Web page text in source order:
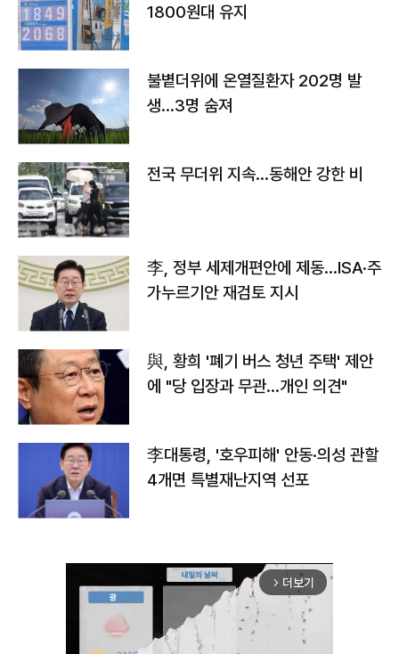
1800원대 유지
불볕더위에 온열질환자 202명 발
생…3명 숨져
전국 무더위 지속…동해안 강한 비
李, 정부 세제개편안에 제동…ISA·주
가누르기안 재검토 지시
與, 황희 '폐기 버스 청년 주택' 제안
에 "당 입장과 무관…개인 의견"
李대통령, '호우피해' 안동·의성 관할
4개면 특별재난지역 선포
arrow_forward_ios 더보기